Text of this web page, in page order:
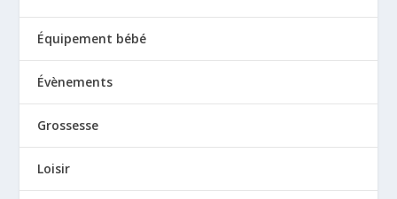
Équipement bébé
Évènements
Grossesse
Loisir